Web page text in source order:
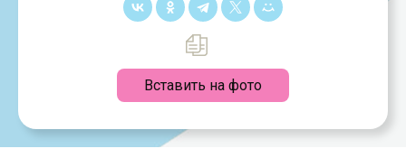
Вставить на фото